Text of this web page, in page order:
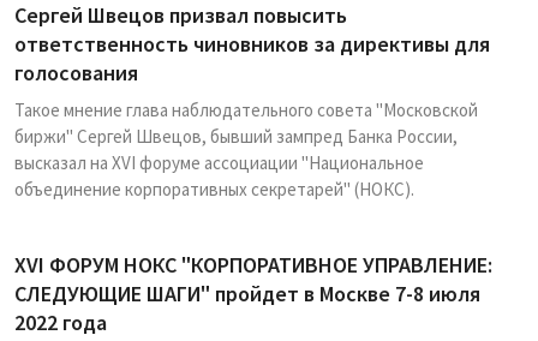
Сергей Швецов призвал повысить
ответственность чиновников за директивы для
голосования
Такое мнение глава наблюдательного совета "Московской
биржи" Сергей Швецов, бывший зампред Банка России,
высказал на XVI форуме ассоциации "Национальное
объединение корпоративных секретарей" (НОКС).
XVI ФОРУМ НОКС "КОРПОРАТИВНОЕ УПРАВЛЕНИЕ:
СЛЕДУЮЩИЕ ШАГИ" пройдет в Москве 7-8 июля
2022 года